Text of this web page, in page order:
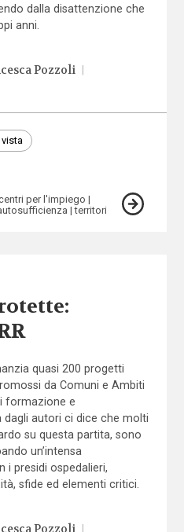
dalla disattenzione che
anni.
Pozzoli
per l'impiego
territori
quasi 200 progetti
da Comuni e Ambiti
formazione e
autori ci dice che molti
su questa partita, sono
un’intensa
i presidi ospedalieri,
sfide ed elementi critici.